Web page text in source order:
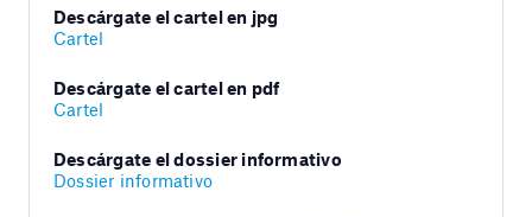
Descárgate el cartel en jpg
Cartel
Descárgate el cartel en pdf
Cartel
Descárgate el dossier informativo
Dossier informativo